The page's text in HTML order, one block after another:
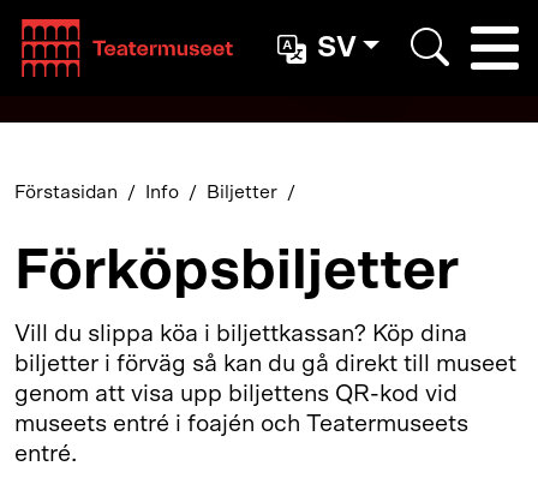
Teatterimuseo
SV
Förstasidan Info Biljetter
Förköpsbiljetter
Vill du slippa köa i biljettkassan? Köp dina
biljetter i förväg så kan du gå direkt till museet
genom att visa upp biljettens QR-kod vid
museets entré i foajén och Teatermuseets
entré.